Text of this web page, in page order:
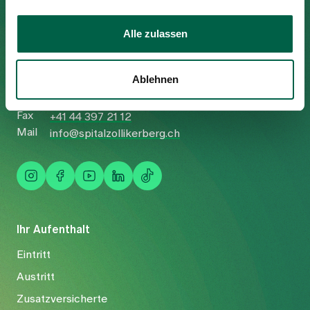
Alle zulassen
Ablehnen
Ihr Aufenthalt
Eintritt
Austritt
Zusatzversicherte
Trichtenhauserstrasse 20
Tel
+41 44 397 21 11
Fax
+41 44 397 21 12
Mail
info@spitalzollikerberg.ch